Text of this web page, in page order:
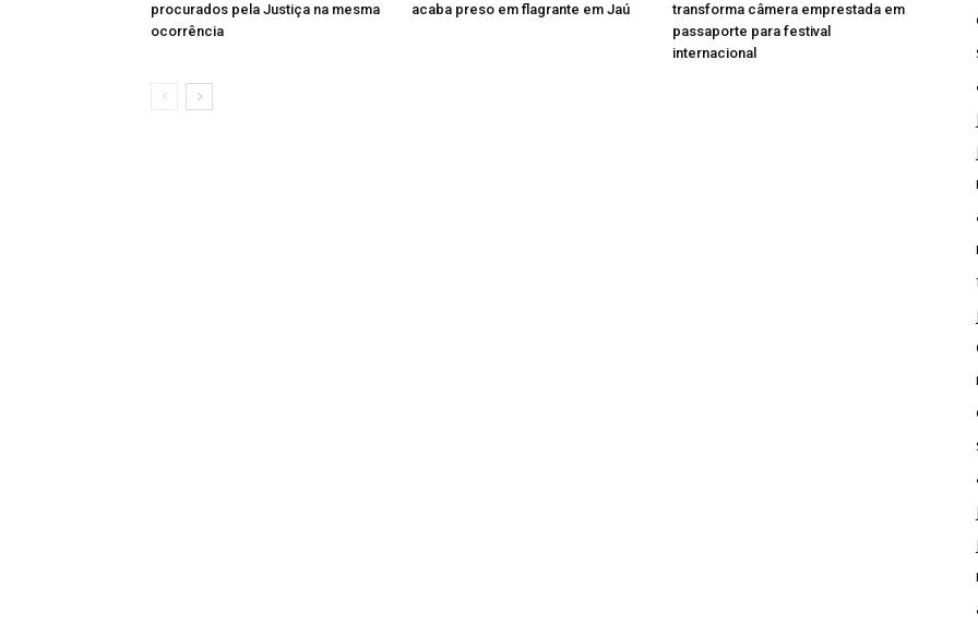
procurados pela Justiça na mesma
ocorrência
acaba preso em flagrante em Jaú
transforma câmera emprestada em
passaporte para festival
internacional